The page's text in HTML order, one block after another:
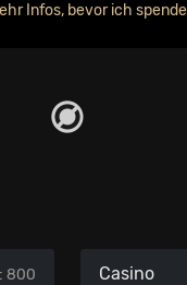
Infos, bevor ich spende
800 Casino